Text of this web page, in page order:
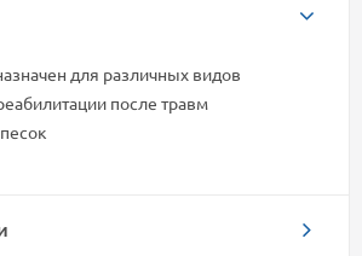
для различных видов
после травм